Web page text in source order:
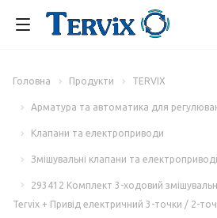
Головна Продукти TERVIX
Арматура та автоматика для
Клапани та електроприводи
Змішувальні клапани та
293412 Комплект 3-ходовий
Tervix + Привід електричний 3-точки / 2-